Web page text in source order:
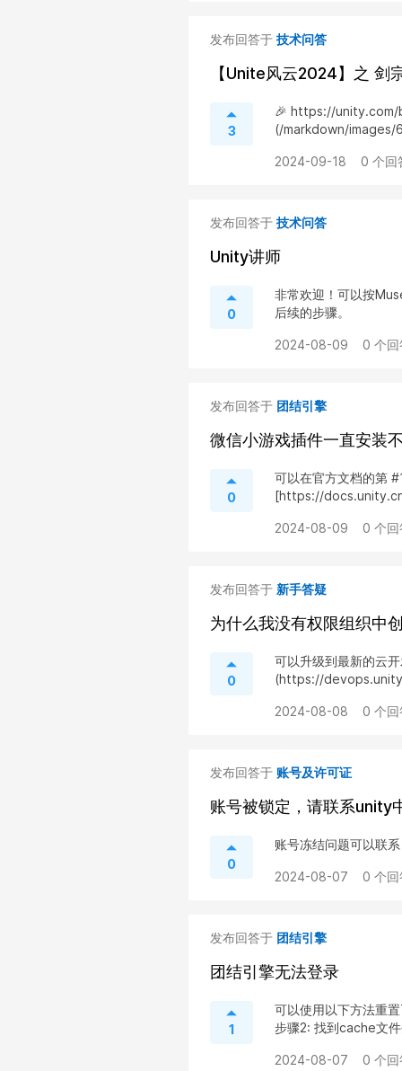
发布回答于 技术问答
【Unite风云2024】之 剑
3
🎉 https://
(/markdown/
2024-09-18 0 个回
发布回答于 技术问答
Unity讲师
0
非常欢迎！可以按
后续的步骤。
2024-08-09 0 个
发布回答于 团结引擎
微信小游戏插件一直安装
0
可以在官方文档的第
[https://
2024-08-09 0 个
发布回答于 新手答疑
为什么我没有权限组织中
0
可以升级到最新的云
(https://
2024-08-08 0 个
发布回答于 账号及许可证
账号被锁定，请联系unity
0
账号冻结问题可以联
2024-08-07 0 个
发布回答于 团结引擎
团结引擎无法登录
1
可以使用以下方法重
步骤2: 找到cache文
2024-08-07 0 个